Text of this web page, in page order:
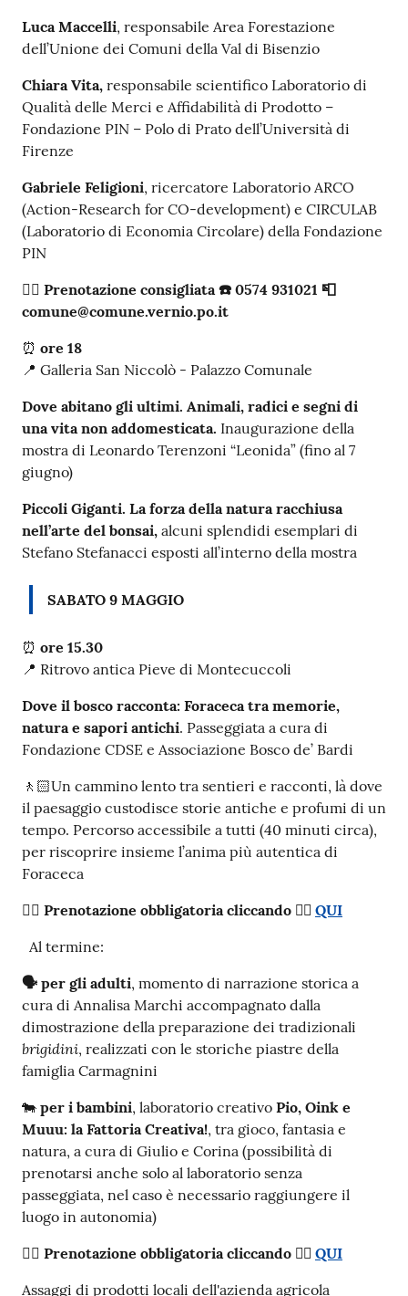
Luca Maccelli, responsabile Area Forestazione
dell’Unione dei Comuni della Val di Bisenzio
Chiara Vita, responsabile scientifico Laboratorio di
Qualità delle Merci e Affidabilità di Prodotto –
Fondazione PIN – Polo di Prato dell’Università di
Firenze
Gabriele Feligioni, ricercatore Laboratorio ARCO
(Action-Research for CO-development) e CIRCULAB
(Laboratorio di Economia Circolare) della Fondazione
PIN
✍🏻 Prenotazione consigliata☎️ 0574 931021 📮
comune@comune.vernio.po.it
⏰ ore 18
📍 Galleria San Niccolò - Palazzo Comunale
Dove abitano gli ultimi. Animali, radici e segni di
una vita non addomesticata. Inaugurazione della
mostra di Leonardo Terenzoni “Leonida” (fino al 7
giugno)
Piccoli Giganti. La forza della natura racchiusa
nell’arte del bonsai, alcuni splendidi esemplari di
Stefano Stefanacci esposti all’interno della mostra
SABATO 9 MAGGIO
⏰ ore 15.30
📍 Ritrovo antica Pieve di Montecuccoli
Dove il bosco racconta: Foraceca tra memorie,
natura e sapori antichi. Passeggiata a cura di
Fondazione CDSE e Associazione Bosco de’ Bardi
🚶🏻Un cammino lento tra sentieri e racconti, là dove
il paesaggio custodisce storie antiche e profumi di un
tempo. Percorso accessibile a tutti (40 minuti circa),
per riscoprire insieme l’anima più autentica di
Foraceca
✍🏻 Prenotazione obbligatoria cliccando 👉🏻 QUI
Al termine:
🗣 per gli adulti, momento di narrazione storica a
cura di Annalisa Marchi accompagnato dalla
dimostrazione della preparazione dei tradizionali
brigidini, realizzati con le storiche piastre della
famiglia Carmagnini
🐄 per i bambini, laboratorio creativo Pio, Oink e
Muuu: la Fattoria Creativa!, tra gioco, fantasia e
natura, a cura di Giulio e Corina (possibilità di
prenotarsi anche solo al laboratorio senza
passeggiata, nel caso è necessario raggiungere il
luogo in autonomia)
✍🏻 Prenotazione obbligatoria cliccando 👉🏻 QUI
Assaggi di prodotti locali dell'azienda agricola